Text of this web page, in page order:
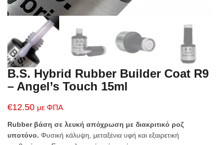
B.S. Hybrid Rubber Builder Coat R9
– Angel’s Touch 15ml
€12.50 με ΦΠΑ
Rubber βάση σε λευκή απόχρωση με διακριτικό ροζ
υποτόνο. Φυσική κάλυψη, μεταξένια υφή και εξαιρετική